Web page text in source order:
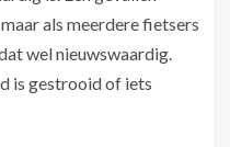
als meerdere fietsers
wel nieuwswaardig.
is gestrooid of iets